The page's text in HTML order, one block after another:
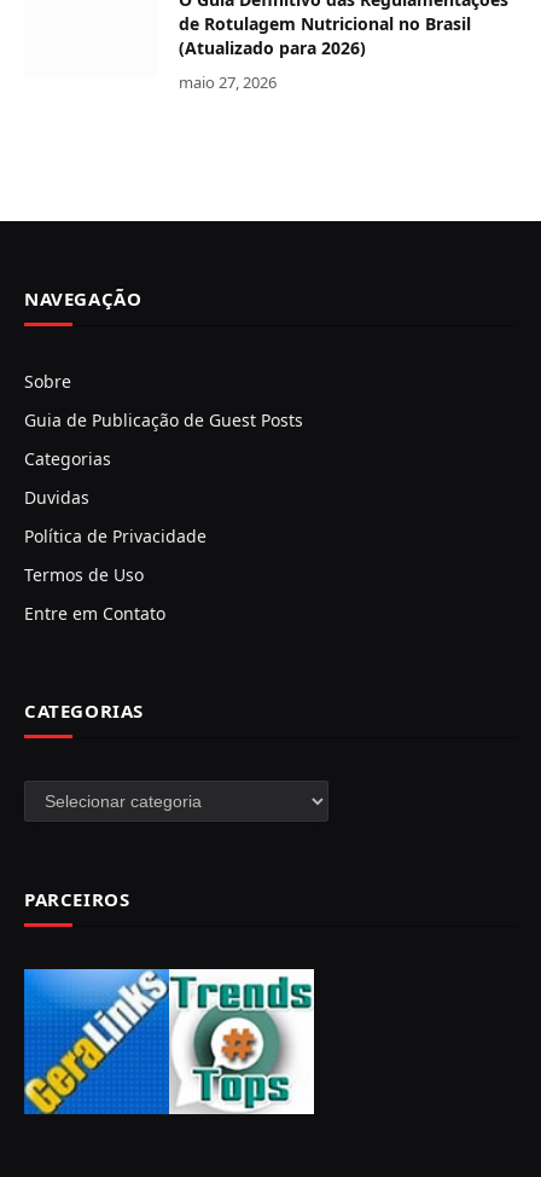
de Rotulagem Nutricional no Brasil
(Atualizado para 2026)
maio 27, 2026
NAVEGAÇÃO
Sobre
Guia de Publicação de Guest Posts
Categorias
Duvidas
Política de Privacidade
Termos de Uso
Entre em Contato
CATEGORIAS
Categorias
PARCEIROS